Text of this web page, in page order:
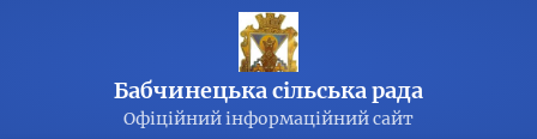
Бабчинецька сільська рада
Офіційний інформаційний сайт